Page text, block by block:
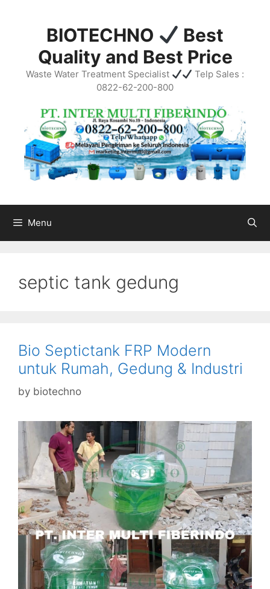
BIOTECHNO
Best
Quality and Best Price
Waste Water Treatment Specialist
Telp Sales :
0822-62-200-800
Menu
septic tank gedung
Bio Septictank FRP Modern
untuk Rumah, Gedung & Industri
by biotechno